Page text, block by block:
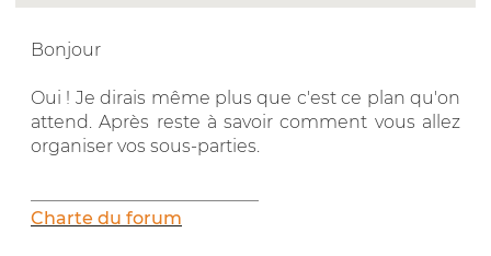
Bonjour
Oui ! Je dirais même plus que c'est ce plan qu'on
attend. Après reste à savoir comment vous allez
organiser vos sous-parties.
Charte du forum